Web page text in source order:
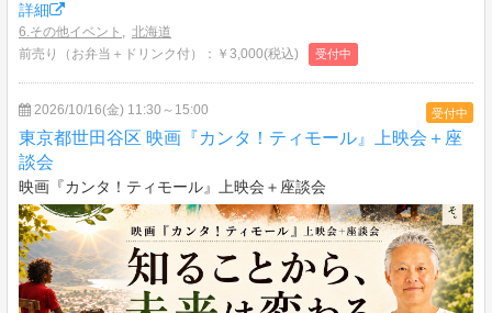
詳細
6.その他イベント , 北海道
前売り（お弁当＋ドリンク付）：￥3,000(税込)
受付中
受付中
2026/10/16(金) 11:30～15:00
東京都世田谷区 映画『カンタ！ティモール』上映会＋座
談会
映画『カンタ！ティモール』上映会＋座談会